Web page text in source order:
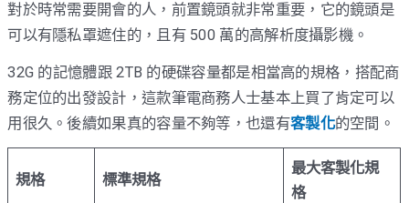
對於時常需要開會的人，前置鏡頭就非常重要，它的鏡頭是
可以有隱私罩遮住的，且有 500 萬的高解析度攝影機。
32G 的記憶體跟 2TB 的硬碟容量都是相當高的規格，搭配商
務定位的出發設計，這款筆電商務人士基本上買了肯定可以
用很久。後續如果真的容量不夠等，也還有客製化的空間。
規格 標準規格
最大客製化規
格